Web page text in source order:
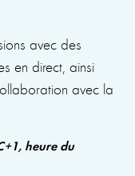
avec des
en direct, ainsi
avec la
heure du